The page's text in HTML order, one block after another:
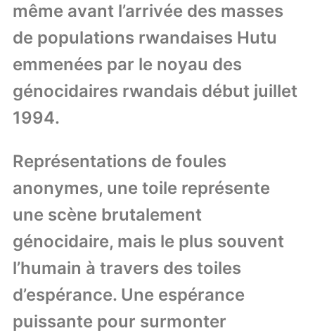
même avant l’arrivée des masses
de populations rwandaises Hutu
emmenées par le noyau des
génocidaires rwandais début juillet
1994.
Représentations de foules
anonymes, une toile représente
une scène brutalement
génocidaire, mais le plus souvent
l’humain à travers des toiles
d’espérance. Une espérance
puissante pour surmonter